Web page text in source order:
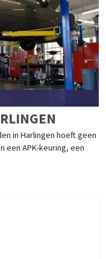
in Harlingen hoeft geen
een APK-keuring, een